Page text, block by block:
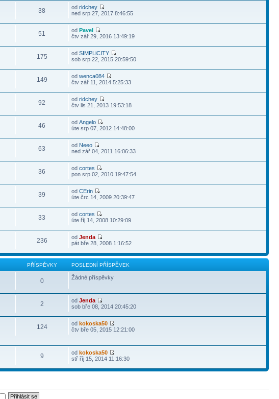
38 odridchey
ned srp 27, 2017 8:46:55
51 odPavel
čtv zář 29, 2016 13:49:19
175 odSIMPLiCITY
sob srp 22, 2015 20:59:50
149 odwenca084
čtv zář 11, 2014 5:25:33
92 odridchey
čtv lis 21, 2013 19:53:18
46 odAngelo
úte srp 07, 2012 14:48:00
63 od Neeo
ned zář 04, 2011 16:06:33
36 odcortes
pon srp 02, 2010 19:47:54
39 odCErin
úte črc 14, 2009 20:39:47
33 odcortes
úte říj 14, 2008 10:29:09
236 odJenda
pát bře 28, 2008 1:16:52
PŘÍSPĚVKY POSLEDNÍ PŘÍSPĚVEK
0 Žádné příspěvky
2 odJenda
sob bře 08, 2014 20:45:20
124 odkokoska50
čtv bře 05, 2015 12:21:00
9 odkokoska50
stř říj 15, 2014 11:16:30